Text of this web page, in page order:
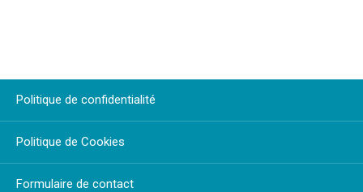
Politique de confidentialité
Politique de Cookies
Formulaire de contact